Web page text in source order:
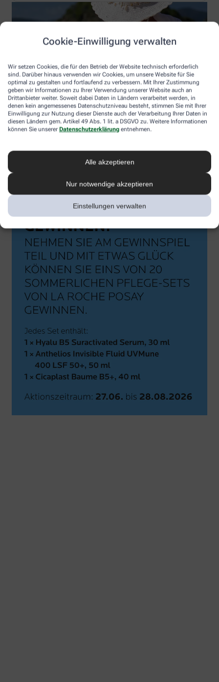
Cookie-Einwilligung verwalten
Wir setzen Cookies, die für den Betrieb der Website technisch erforderlich
sind. Darüber hinaus verwenden wir Cookies, um unsere Website für Sie
optimal zu gestalten und fortlaufend zu verbessern. Mit Ihrer Zustimmung
geben wir Informationen zu Ihrer Verwendung unserer Website auch an
Drittanbieter weiter. Soweit dabei Daten in Ländern verarbeitet werden, in
denen kein angemessenes Datenschutzniveau besteht, stimmen Sie mit Ihrer
Einwilligung zur Nutzung dieser Dienste auch der Verarbeitung Ihrer Daten in
diesen Ländern gem. Artikel 49 Abs. 1 lit. a DSGVO zu. Weitere Informationen
können Sie unserer Datenschutzerklärung entnehmen.
Alle akzeptieren
Nur notwendige akzeptieren
Einstellungen verwalten